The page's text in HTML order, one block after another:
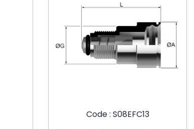
Code : S08EFC13